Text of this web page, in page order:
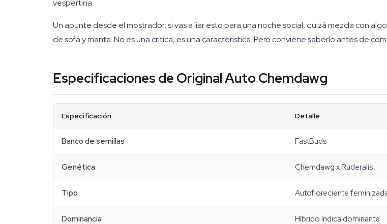
vespertina.
Un apunte desde el mostrador: si vas a liar esto para una noche social, quizá mezcla con
de sofá y manta. No es una crítica, es una característica. Pero conviene saberlo antes de
Especificaciones de Original Auto Chemdawg
Especificación Detalle
Banco de semillas FastBuds
Genética Chemdawg x Ruderalis
Tipo Autofloreciente
Dominancia Híbrido índica dominante